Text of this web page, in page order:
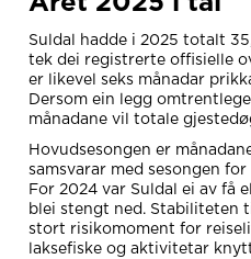
Suldal hadde i 2025 totalt
tek dei registrerte offisielle
er likevel seks månadar
Dersom ein legg
månadane vil totale
Hovudsesongen er
samsvarar med sesongen
For 2024 var Suldal ei av få
blei stengt ned. Stabiliteten
stort risikomoment for
laksefiske og aktivitetar